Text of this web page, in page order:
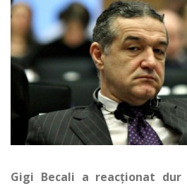
Gigi Becali a reacţionat